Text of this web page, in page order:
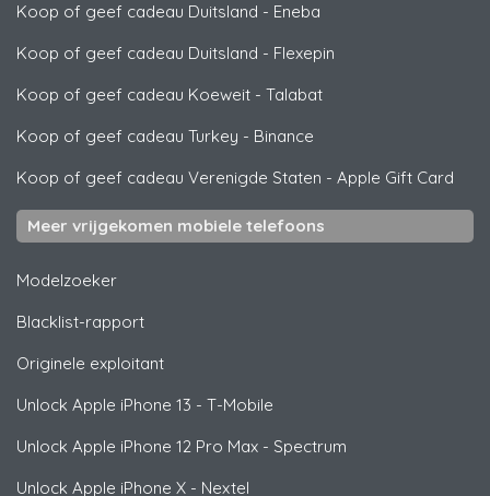
Koop of geef cadeau Duitsland - Eneba
Koop of geef cadeau Duitsland - Flexepin
Koop of geef cadeau Koeweit - Talabat
Koop of geef cadeau Turkey - Binance
Koop of geef cadeau Verenigde Staten - Apple Gift Card
Meer vrijgekomen mobiele telefoons
Modelzoeker
Blacklist-rapport
Originele exploitant
Unlock Apple iPhone 13 - T-Mobile
Unlock Apple iPhone 12 Pro Max - Spectrum
Unlock Apple iPhone X - Nextel